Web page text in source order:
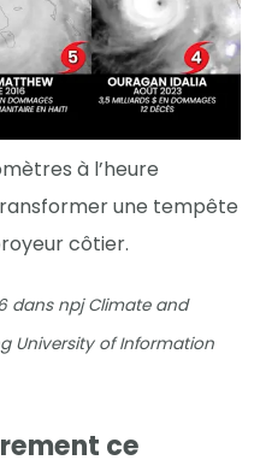
à l’heure
une tempête
côtier.
dans npj Climate and
University of Information
ce